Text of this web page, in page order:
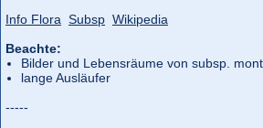
Info Flora Subsp Wikipedia
Beachte:
Bilder und Lebensräume von subsp.
lange Ausläufer
-----